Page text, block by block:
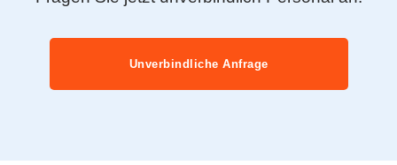
Unverbindliche Anfrage